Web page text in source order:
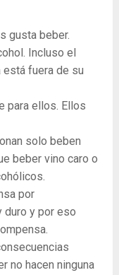
gusta beber.
Incluso el
está fuera de su
para ellos. Ellos
solo beben
beber vino caro o
por
duro y por eso
no hacen ninguna